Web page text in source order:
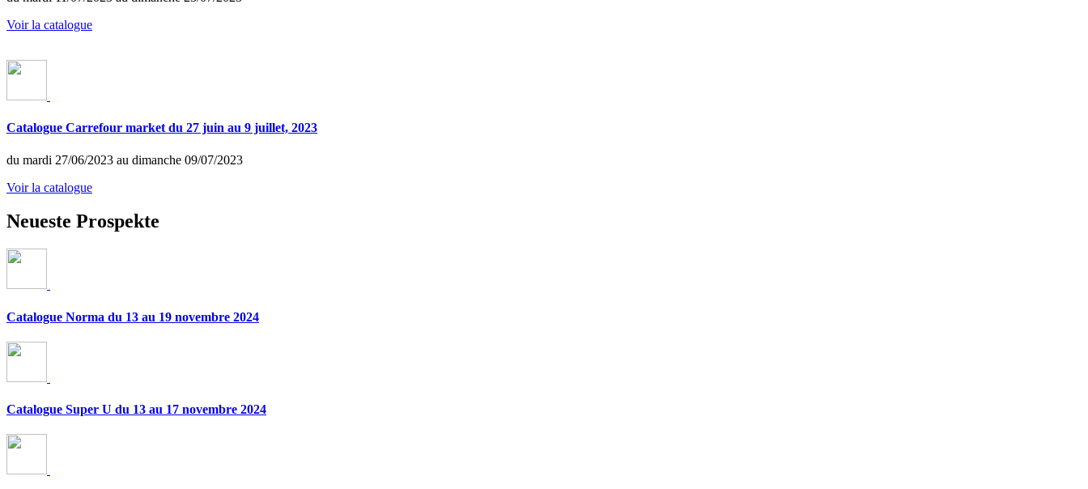
Voir la catalogue
Catalogue Carrefour market du 27 juin au 9 juillet, 2023
du mardi 27/06/2023 au dimanche 09/07/2023
Voir la catalogue
Neueste Prospekte
Catalogue Norma du 13 au 19 novembre 2024
Catalogue Super U du 13 au 17 novembre 2024